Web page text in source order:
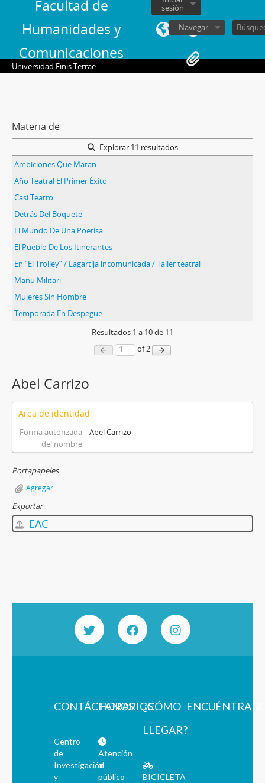
Facultad de
Humanidades y
Comunicaciones
sesión
Navegar
Universidad Finis Terrae
Materia de
Explorar 11 resultados
Ambiciones Que Matan
Año Teatral El Primer Éxito
Casi Teatro
Detrás Del Boquete
El Mundo De Una Poetisa
El Pueblo De Los Itinerantes
En “El Trolley” / Lagartija incomunicada / Taller teatral
Manu Militari
Mujeres Sin Hombre
Temporada En Despegue
Resultados 1 a 10de 11
of 2
Abel Carrizo
Área de identidad
Forma autorizada
del nombre
Abel Carrizo
Portapapeles
Agregar
Exportar
EAC
CONTÁCTANOS
Centro
de
Investigación
y
HORARIOS
Atención
al
público
¿CÓMO
LLEGAR?
BICICLETA